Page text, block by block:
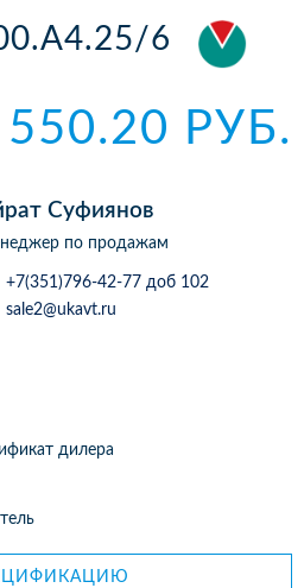
6
550.20 РУБ.
Суфиянов
по продажам
+7(351)796-42-77 доб 102
sale2@ukavt.ru
дилера